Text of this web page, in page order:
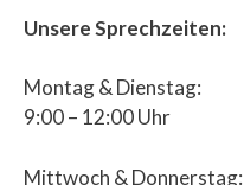
Unsere Sprechzeiten:
Montag & Dienstag:
9:00 – 12:00 Uhr
Mittwoch & Donnerstag: